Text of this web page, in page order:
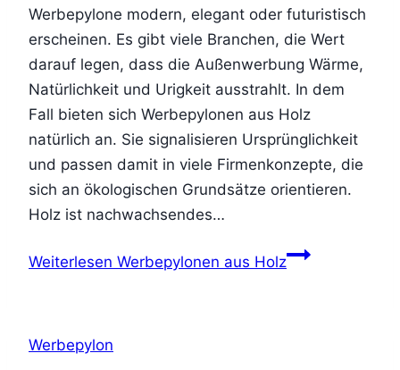
Werbepylone modern, elegant oder futuristisch
erscheinen. Es gibt viele Branchen, die Wert
darauf legen, dass die Außenwerbung Wärme,
Natürlichkeit und Urigkeit ausstrahlt. In dem
Fall bieten sich Werbepylonen aus Holz
natürlich an. Sie signalisieren Ursprünglichkeit
und passen damit in viele Firmenkonzepte, die
sich an ökologischen Grundsätze orientieren.
Holz ist nachwachsendes…
Weiterlesen Werbepylonen aus Holz
Werbepylon